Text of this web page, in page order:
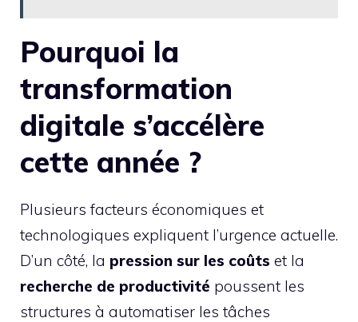
Pourquoi la
transformation
digitale s’accélère
cette année ?
Plusieurs facteurs économiques et
technologiques expliquent l’urgence actuelle.
D’un côté, la pression sur les coûts et la
recherche de productivité poussent les
structures à automatiser les tâches